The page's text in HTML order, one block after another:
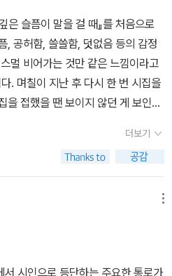
록된 시에 멜로디를 얹은 노래들이
감정이 짙게 흐르는 게 이번 앨범
내, 딸의 감정들이 잘 스며 있다.
지로 여자 또한 남자의 말 한마디
신이 듣고 싶은 말을 하지 않는 남
..이렇게 서로 어긋나는 두 사람의
것을 우리는 그렇게 돌고 돌아 제자
그 제자리에 가지 못한 채 저 멀리
울 엄마는 모든 것을 거부하였다.병
이야기는 나의 이야기이자 할머니
갈등 문제...어머니는 할머니를 병
벗어나지 못하였다..문득 이런 생
자리를 떠난다는 것에 대한 그 의
그 곳을 떠난다는 것은 다시 돌아오
신 것은 아닐런지..이렇게 두사람
생각에 사로잡힌 채 말을 하지 않게
은 슬픔이 말을 걸 때』를 처음으로
, 공허함, 쓸쓸함, 덧없음 등의 감정
멀 비어가는 것만 같은 느낌이라고
. 며칠이 지난 후 다시 한 번 시집을
을 접했을 땐 보이지 않던 게 보인다.
이입되었기 때문이 아닐까 생각해
과는 이별해버린 중년의 현실을
담겨 있기 때문 아닐까. 그렇다. 시
않은 쓸쓸함만을 우리에게 입혀준
뎌내 온 삶이 오롯이 담겨 있다. 시
면에 담겨진 삶의 흔적들이 보인다.
서 시인은 노래한다. 건너편 은행
더보기
시인으로 등단하는 주요한 통로가